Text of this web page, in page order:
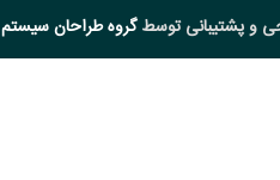
و پشتیبانی توسطگروه طراحان سیستم